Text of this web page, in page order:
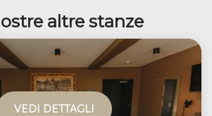
altre stanze
VEDI DETTAGLI